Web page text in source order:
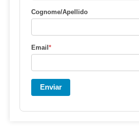
Cognome/Apellido
Email*
Enviar